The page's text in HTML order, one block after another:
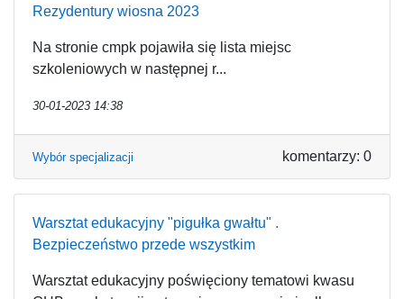
Rezydentury wiosna 2023
Na stronie cmpk pojawiła się lista miejsc
szkoleniowych w następnej r...
30-01-2023 14:38
Wybór specjalizacji komentarzy: 0
Warsztat edukacyjny "pigułka gwałtu" .
Bezpieczeństwo przede wszystkim
Warsztat edukacyjny poświęciony tematowi kwasu